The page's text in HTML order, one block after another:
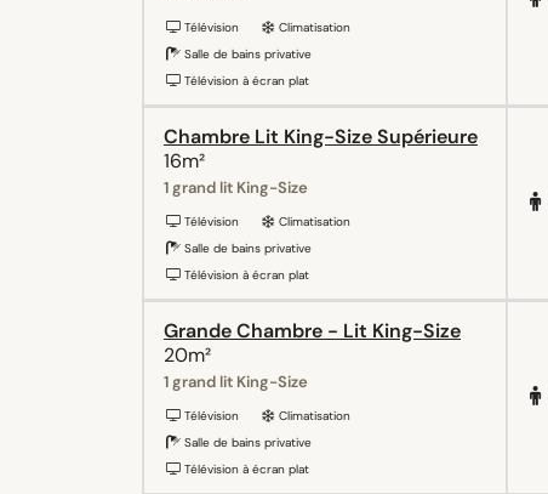
Télévision
Climatisation
Salle de bains privative
Télévision à écran plat
Chambre Lit King-Size Supérieure
16m²
1 grand lit King-Size
Télévision
Climatisation
Salle de bains privative
Télévision à écran plat
Grande Chambre - Lit King-Size
20m²
1 grand lit King-Size
Télévision
Climatisation
Salle de bains privative
Télévision à écran plat